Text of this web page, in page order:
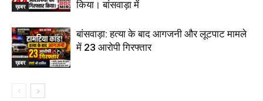
ख़बर किया। बांसवाड़ा में
ख़बर
बांसवाड़ा: हत्या के बाद आगजनी और लूटपाट मामले
में 23 आरोपी गिरफ्तार